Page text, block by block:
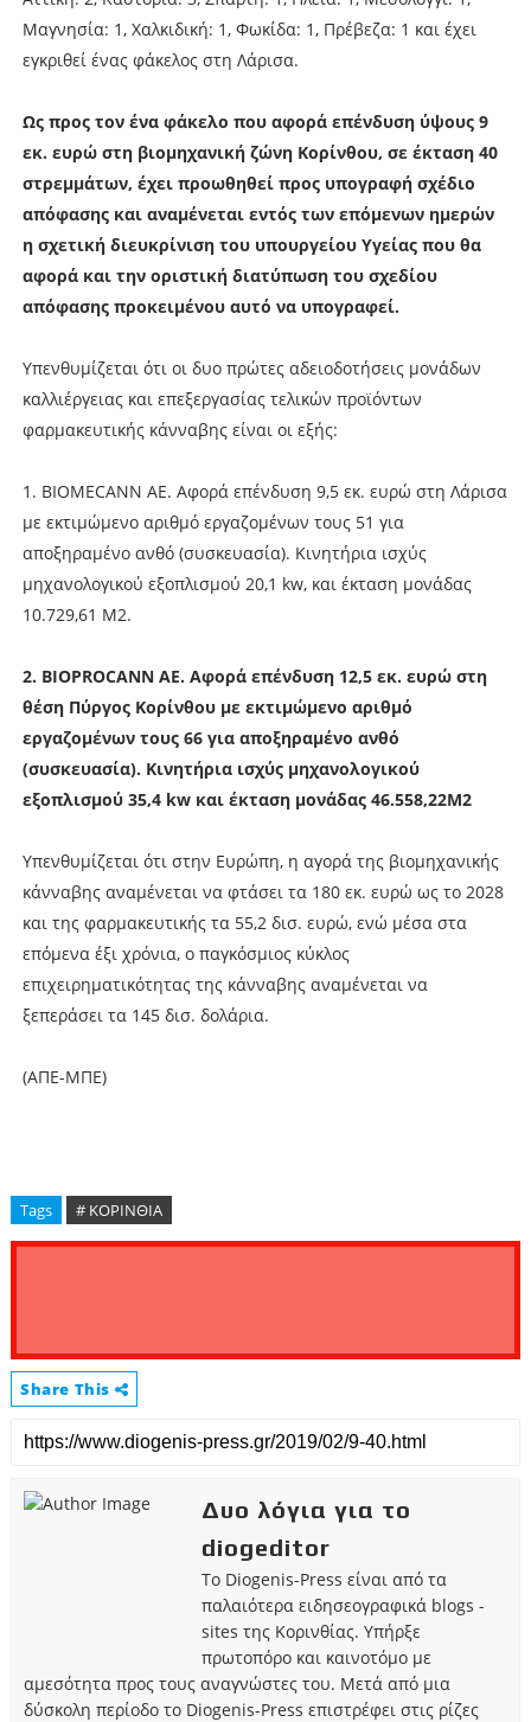
Μαγνησία: 1, Χαλκιδική: 1, Φωκίδα: 1, Πρέβεζα: 1 και έχει
εγκριθεί ένας φάκελος στη Λάρισα.
Ως προς τον ένα φάκελο που αφορά επένδυση ύψους 9
εκ. ευρώ στη βιομηχανική ζώνη Κορίνθου, σε έκταση 40
στρεμμάτων, έχει προωθηθεί προς υπογραφή σχέδιο
απόφασης και αναμένεται εντός των επόμενων ημερών
η σχετική διευκρίνιση του υπουργείου Υγείας που θα
αφορά και την οριστική διατύπωση του σχεδίου
απόφασης προκειμένου αυτό να υπογραφεί.
Υπενθυμίζεται ότι οι δυο πρώτες αδειοδοτήσεις μονάδων
καλλιέργειας και επεξεργασίας τελικών προϊόντων
φαρμακευτικής κάνναβης είναι οι εξής:
1. BIOMECANN AE. Αφορά επένδυση 9,5 εκ. ευρώ στη Λάρισα
με εκτιμώμενο αριθμό εργαζομένων τους 51 για
αποξηραμένο ανθό (συσκευασία). Κινητήρια ισχύς
μηχανολογικού εξοπλισμού 20,1 kw, και έκταση μονάδας
10.729,61 Μ2.
2. BIOPROCANN AE. Αφορά επένδυση 12,5 εκ. ευρώ στη
θέση Πύργος Κορίνθου με εκτιμώμενο αριθμό
εργαζομένων τους 66 για αποξηραμένο ανθό
(συσκευασία). Κινητήρια ισχύς μηχανολογικού
εξοπλισμού 35,4 kw και έκταση μονάδας 46.558,22Μ2
Υπενθυμίζεται ότι στην Ευρώπη, η αγορά της βιομηχανικής
κάνναβης αναμένεται να φτάσει τα 180 εκ. ευρώ ως το 2028
και της φαρμακευτικής τα 55,2 δισ. ευρώ, ενώ μέσα στα
επόμενα έξι χρόνια, ο παγκόσμιος κύκλος
επιχειρηματικότητας της κάνναβης αναμένεται να
ξεπεράσει τα 145 δισ. δολάρια.
(ΑΠΕ-ΜΠΕ)
Tags # ΚΟΡΙΝΘΙΑ
Share This
Δυο λόγια για το
diogeditor
Το Diogenis-Press είναι από τα
παλαιότερα ειδησεογραφικά blogs -
sites της Κορινθίας. Υπήρξε
πρωτοπόρο και καινοτόμο με
αμεσότητα προς τους αναγνώστες του. Μετά από μια
δύσκολη περίοδο το Diogenis-Press επιστρέφει στις ρίζες